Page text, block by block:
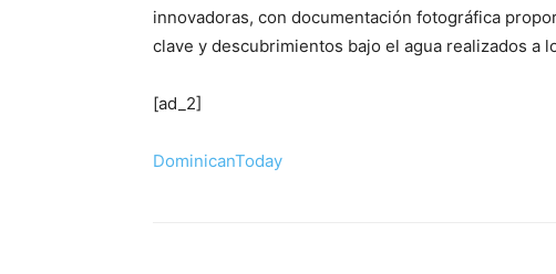
innovadoras, con documentación fotográfica
clave y descubrimientos bajo el agua realizados a
[ad_2]
DominicanToday